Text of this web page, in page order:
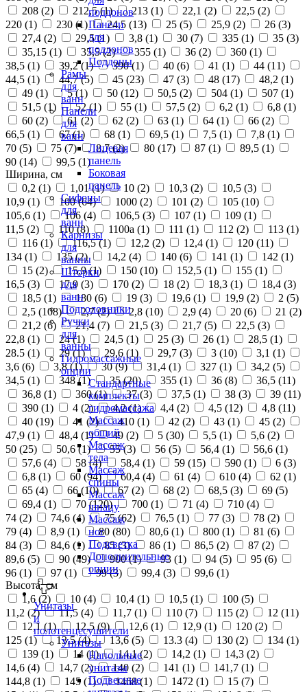
поддонов
Панели
для
поддонов
Поддоны
Рамы
для
ванн
Панели
для
ванн
Лицевая
панель
Боковая
панель
Сифоны
для
ванн
Карнизы
для
ванны
Шторки
для
ванн
Подголовники
Ручки
для
ванны
Гидромассажные
опции
Стандартные
комплекты
гидромассажа
Массаж
общий
Массаж
тела
Массаж
спины
Массаж
шиацу
Массаж
ног
Подсветка
Дополнительные
опции
Унитазы
и
полотенцесушители
Унитазы
Напольные
унитазы
Подвесные
208 (2) 212,5 (1) 213 (1) 22,1 (2) 22,5 (2)
220 (1) 230 (1) 24,5 (13) 25 (5) 25,9 (2) 26 (3)
27,4 (2) 29,5 (1) 3,8 (1) 30 (7) 335 (1) 35 (3)
35,15 (1) 35,5 (2) 355 (1) 36 (2) 360 (1)
38,5 (1) 39,2 (1) 390 (1) 40 (6) 41 (1) 44 (11)
44,5 (1) 44,7 (5) 45 (23) 47 (3) 48 (17) 48,2 (1)
49 (1) 5 (1) 50 (12) 50,5 (2) 504 (1) 507 (1)
51,5 (1) 52 (1) 55 (1) 57,5 (2) 6,2 (1) 6,8 (1)
60 (2) 61 (2) 62 (2) 63 (1) 64 (1) 66 (2)
66,5 (1) 67 (1) 68 (1) 69,5 (1) 7,5 (1) 7,8 (1)
70 (5) 75 (7) 8,7 (2) 80 (17) 87 (1) 89,5 (1)
90 (14) 99,5 (1)
Ширина, см
0,2 (1) 1,01 (1) 10 (2) 10,3 (2) 10,5 (3)
10,9 (1) 100 (64) 1000 (2) 101 (2) 105 (10)
105,6 (1) 106 (4) 106,5 (3) 107 (1) 109 (1)
11,5 (2) 110 (8) 1100а (1) 111 (1) 112 (2) 113 (1)
116 (1) 116,5 (1) 12,2 (2) 12,4 (1) 120 (11)
134 (1) 135 (2) 14,2 (4) 140 (6) 141 (1) 142 (1)
15 (2) 15,9 (1) 150 (10) 152,5 (1) 155 (1)
16,5 (3) 17,9 (3) 170 (2) 18 (2) 18,3 (1) 18,4 (3)
18,5 (1) 180 (6) 19 (3) 19,6 (1) 19,9 (2) 2 (5)
2,5 (108) 2,7 (2) 2,8 (10) 2,9 (4) 20 (6) 21 (2)
21,2 (6) 21,4 (7) 21,5 (3) 21,7 (5) 22,5 (3)
22,8 (1) 24 (1) 24,5 (1) 25 (3) 26 (1) 28,5 (1)
28.5 (1) 29 (1) 29,6 (1) 29,7 (3) 3 (10) 3,1 (1)
3,6 (6) 3,8 (1) 30 (9) 31,4 (1) 327 (1) 34,2 (5)
34,5 (1) 348 (1) 35 (20) 355 (1) 36 (8) 36,5 (11)
36,8 (1) 360 (1) 37 (3) 37,5 (1) 38 (3) 39 (11)
390 (1) 4 (2) 4,2 (1) 4,4 (2) 4,5 (12) 4,8 (11)
40 (19) 41 (2) 410 (1) 42 (2) 43 (1) 45 (2)
47,9 (1) 48,4 (1) 49 (2) 5 (30) 5,5 (1) 5,6 (2)
50 (25) 50,6 (1) 55 (3) 56 (5) 56,4 (1) 56,6 (1)
57,6 (4) 58 (4) 58,4 (1) 59 (15) 590 (1) 6 (3)
6,8 (1) 60 (94) 60,4 (4) 61 (4) 610 (4) 62 (1)
65 (4) 66 (10) 67 (2) 68 (2) 68,5 (3) 69 (5)
69,4 (1) 70 (120) 700 (1) 71 (4) 710 (4)
74 (2) 74,6 (4) 75 (62) 76,5 (1) 77 (3) 78 (2)
79 (4) 8,9 (1) 80 (80) 80,6 (1) 800 (1) 81 (6)
84 (3) 84,6 (1) 85 (3) 86 (1) 86,5 (2) 87 (2)
89,6 (5) 90 (49) 900 (1) 93 (1) 94 (5) 95 (6)
96 (1) 97 (1) 99 (3) 99,4 (3) 99,6 (1)
Высота, см
1,6 (2) 10 (4) 10,4 (1) 10,5 (1) 100 (5)
11,2 (2) 11,5 (4) 11,7 (1) 110 (7) 115 (2) 12 (11)
12,1 (1) 12,5 (9) 12,6 (1) 12,9 (1) 120 (2)
125 (1) 13,5 (4) 13,6 (5) 13.3 (4) 130 (2) 134 (1)
139 (1) 14 (1) 14,1 (2) 14,2 (1) 14,3 (2)
14,6 (4) 14,7 (2) 140 (2) 141 (1) 141,7 (1)
144,8 (1) 145 (1) 1468 (1) 1472 (1) 15 (7)